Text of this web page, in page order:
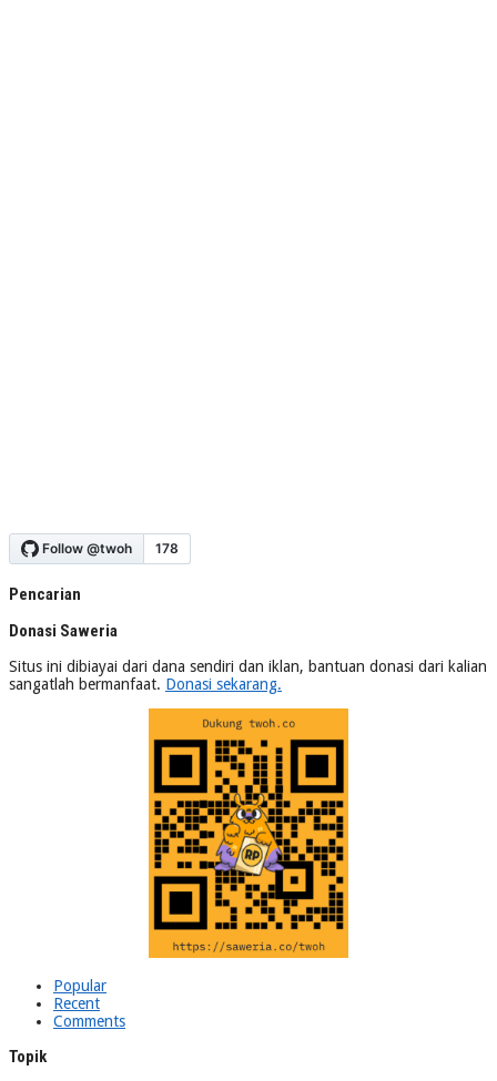
Pencarian
Donasi Saweria
Situs ini dibiayai dari dana sendiri dan iklan, bantuan donasi dari kalian
sangatlah bermanfaat. Donasi sekarang.
Popular
Recent
Comments
Topik